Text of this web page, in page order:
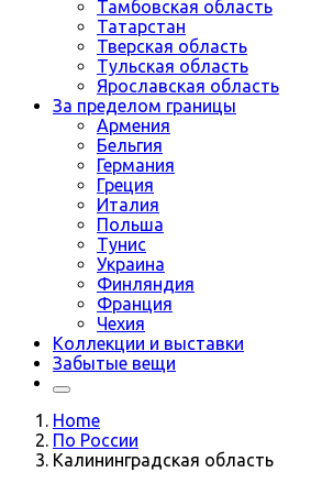
Тамбовская область
Татарстан
Тверская область
Тульская область
Ярославская область
За пределом границы
Армения
Бельгия
Германия
Греция
Италия
Польша
Тунис
Украина
Финляндия
Франция
Чехия
Коллекции и выставки
Забытые вещи
Home
По России
Калининградская область